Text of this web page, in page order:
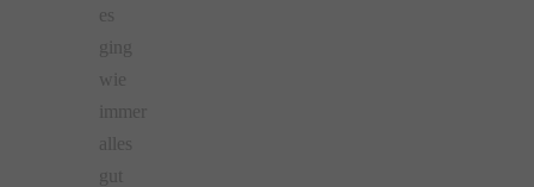
es
ging
wie
immer
alles
gut